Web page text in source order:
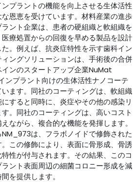
プラントの機能を向上させる生体活性
恩恵を受けています。材料産業の進歩
ント企業は、患者の硬組織と軟組織を
療処置からの回復を早める製品を設計
。例えば、抗炎症特性を示す歯科イン
ングソリューションは、手術後の合併
ンのスタートアップ企業NuMat
プラント向けの生体活性ナノコーテ
ます。同社のコーティングは、軟組織
すると同時に、炎症やその他の感染リ
。同社のコーティングは、高いコスト
ながら、複合的な機能を発揮します。
は、フラボノイドで修飾された
この修飾により、表面に骨形成、骨誘
性が付与されます。その結果、このコ
ント表面周辺の細菌コロニー形成を減
を提供します。